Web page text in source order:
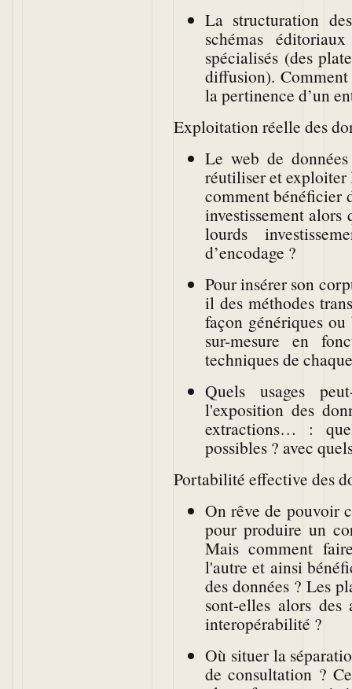
La structuration
schémas
spécialisés (des
diffusion).
la pertinence d’un
Exploitation réelle des
Le web de
réutiliser et exploiter
comment bénéficier
investissement
lourds
d’encodage ?
Pour insérer son
il des méthodes
façon génériques
sur-mesure en
techniques de
Quels usages
l'exposition des
extractions… :
possibles ? avec
Portabilité effective des
On rêve de pouvoir
pour produire un
Mais comment
l'autre et ainsi
des données ? Les
sont-elles alors
interopérabilité ?
Où situer la
de consultation ?